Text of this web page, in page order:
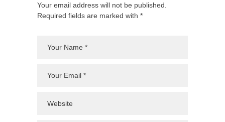
Your email address will not be published.
Required fields are marked with *